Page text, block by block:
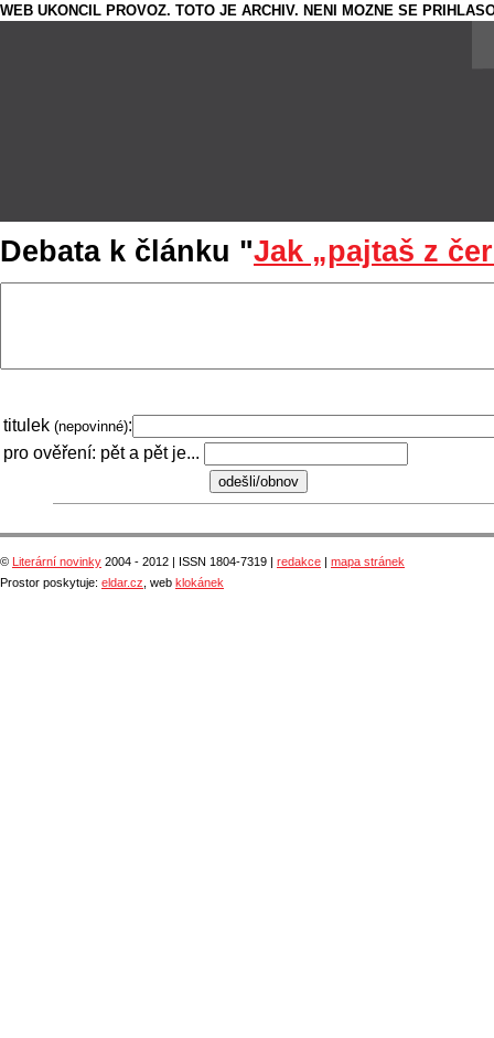
WEB UKONCIL PROVOZ. TOTO JE ARCHIV. NENI MOZNE SE
Debata k článku "Jak „pajtaš z
titulek (nepovinné):
pro ověření: pět a pět je...
© Literární novinky 2004 - 2012 | ISSN 1804-7319 | redakce | mapa stránek
Prostor poskytuje: eldar.cz , web klokánek